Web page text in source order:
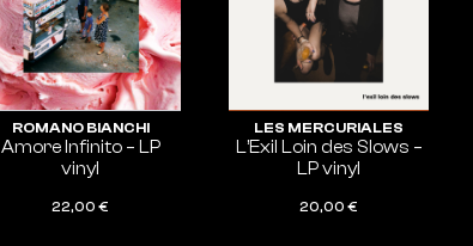
ROMANO BIANCHI
Amore Infinito – LP
vinyl
22,00 €
LES MERCURIALES
L’Exil Loin des Slows –
LP vinyl
20,00 €